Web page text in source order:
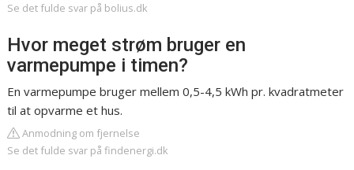
Se det fulde svar på bolius.dk
Hvor meget strøm bruger en
varmepumpe i timen?
En varmepumpe bruger mellem 0,5-4,5 kWh pr. kvadratmeter
til at opvarme et hus.
Anmodning om fjernelse
Se det fulde svar på findenergi.dk